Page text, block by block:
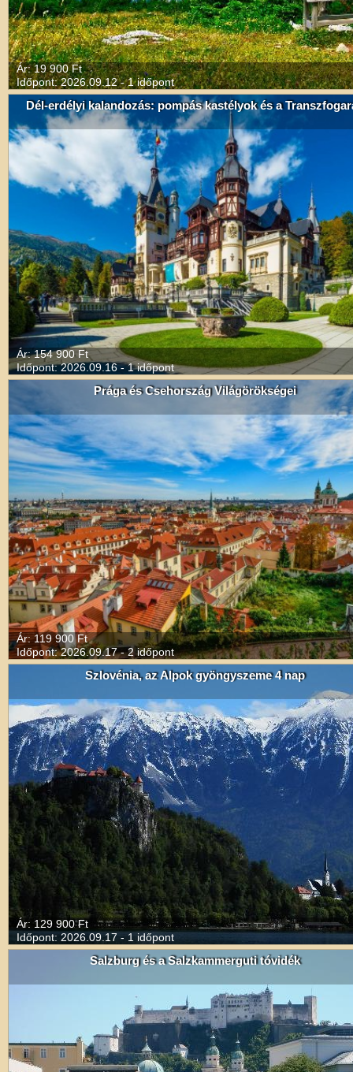
Ár: 19 900 Ft
Időpont: 2026.09.12 - 1 időpont
Dél-erdélyi kalandozás: pompás kastélyok és a
Ár: 154 900 Ft
Időpont: 2026.09.16 - 1 időpont
Prága és Csehország Világörökségei
Ár: 119 900 Ft
Időpont: 2026.09.17 - 2 időpont
Szlovénia, az Alpok gyöngyszeme 4 nap
Ár: 129 900 Ft
Időpont: 2026.09.17 - 1 időpont
Salzburg és a Salzkammerguti tóvidék